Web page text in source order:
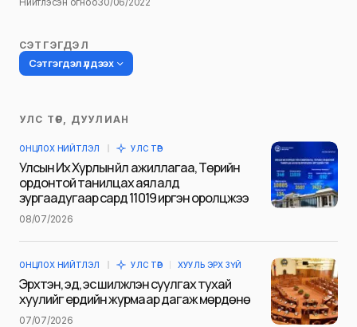
СЭТГЭГДЭЛ
Сэтгэгдэл үлдээх
Таны имэйл хаягийг нийтлэхгүй.
тэмдэглэсэн
Name
УЛС ТӨР, ДУУЛИАН
ОНЦЛОХ НИЙТЛЭЛ УЛС ТӨР
Улсын Их Хурлын үйл ажиллагаа, Төрийн
ордонтой танилцах аялалд
зургаадугаар сард 11019 иргэн оролцжээ
08/07/2026
ОНЦЛОХ НИЙТЛЭЛ УЛС ТӨР ХУУЛЬ ЭРХ ЗҮЙ
Эрхтэн, эд, эс шилжүүлэн суулгах тухай
хуулийг ердийн журмаар дагаж мөрдөнө
07/07/2026